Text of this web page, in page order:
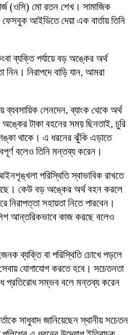
(ওসি) মো রতন শেখ। সামাজিক
আইডিতে দেয়া এক বার্তায় তিনি
ব্যক্তি পর্যায়ে বড় অঙ্কের অর্থ
নিরাপদে বাড়ি যান, আমরা
ব্যবসায়িক লেনদেন, ব্যাংক থেকে অর্থ
টাকা বহনের সময় ছিনতাই, চুরি
থাকে। এ ধরনের ঝুঁকি এড়াতে
বলেও তিনি মন্তব্য করেন।
পরিস্থিতি স্বাভাবিক রাখতে
কেউ বড় অঙ্কের অর্থ বহন করলে
নিরাপত্তা সহায়তা নিতে পারবেন।
আন্তরিকভাবে কাজ করছে বলেও
ব্যক্তি বা পরিস্থিতি চোখে পড়লে
যোগাযোগ করতে হবে। সচেতনতা
প্রতিরোধ সম্ভব বলে মন্তব্য করেন
সাধুবাদ জানিয়েছেন স্থানীয় সচেতন